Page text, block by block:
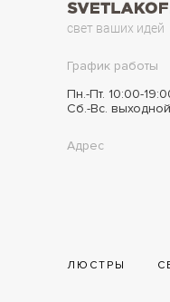
свет ваших идей
График работы
Пн.-Пт. 10:00-
Сб.-Вс. выходной
Адрес
ЛЮСТРЫ